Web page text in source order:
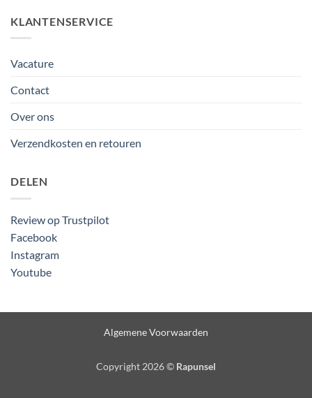
KLANTENSERVICE
Vacature
Contact
Over ons
Verzendkosten en retouren
DELEN
Review op Trustpilot
Facebook
Instagram
Youtube
Algemene Voorwaarden
Copyright 2026 © Rapunsel